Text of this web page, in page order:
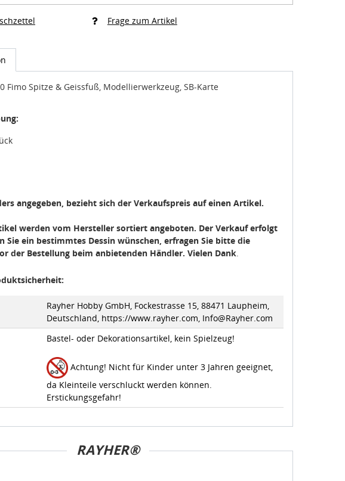
Frage zum Artikel
Fimo Spitze & Geissfuß, Modellierwerkzeug, SB-Karte
angegeben, bezieht sich der Verkaufspreis auf einen Artikel.
werden vom Hersteller sortiert angeboten. Der Verkauf erfolgt
Sie ein bestimmtes Dessin wünschen, erfragen Sie bitte die
der Bestellung beim anbietenden Händler. Vielen Dank.
Rayher Hobby GmbH, Fockestrasse 15, 88471 Laupheim,
Deutschland, https://www.rayher.com, Info@Rayher.com
Bastel- oder Dekorationsartikel, kein Spielzeug!
Achtung! Nicht für Kinder unter 3 Jahren geeignet,
da Kleinteile verschluckt werden können.
Erstickungsgefahr!
RAYHER®